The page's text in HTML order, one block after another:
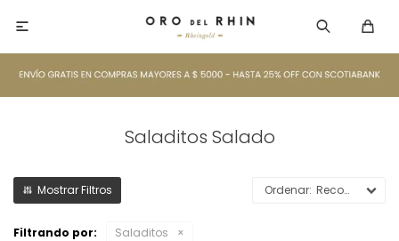

Saladitos Salado
Recomendados
Filtrando por: Saladitos